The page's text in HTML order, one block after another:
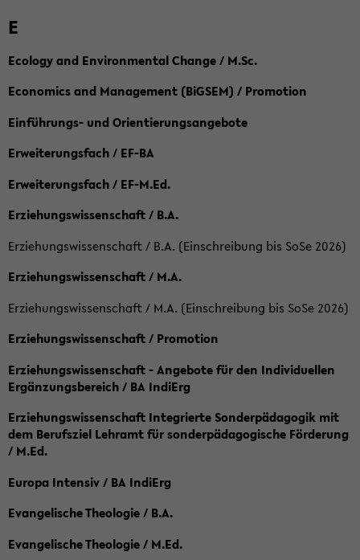
E
Ecology and Environmental Change / M.Sc.
Economics and Management (BiGSEM) / Promotion
Einführungs- und Orientierungsangebote
Erweiterungsfach / EF-BA
Erweiterungsfach / EF-M.Ed.
Erziehungswissenschaft / B.A.
Erziehungswissenschaft / B.A. (Einschreibung bis SoSe 2026)
Erziehungswissenschaft / M.A.
Erziehungswissenschaft / M.A. (Einschreibung bis SoSe 2026)
Erziehungswissenschaft / Promotion
Erziehungswissenschaft - Angebote für den Individuellen
Ergänzungsbereich / BA IndiErg
Erziehungswissenschaft Integrierte Sonderpädagogik mit
dem Berufsziel Lehramt für sonderpädagogische Förderung
/ M.Ed.
Europa Intensiv / BA IndiErg
Evangelische Theologie / B.A.
Evangelische Theologie / M.Ed.